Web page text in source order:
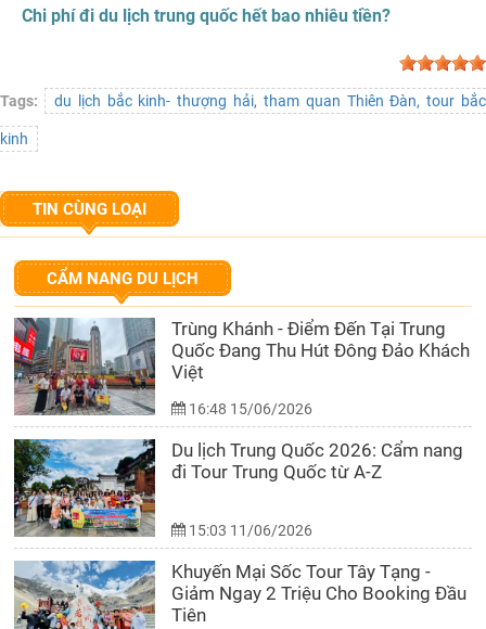
Chi phí đi du lịch trung quốc hết bao nhiêu tiền?
Tags: du lịch bắc kinh- thượng hải, tham quan Thiên Đàn, tour bắc
kinh
TIN CÙNG LOẠI
CẨM NANG DU LỊCH
Trùng Khánh - Điểm Đến Tại Trung
Quốc Đang Thu Hút Đông Đảo Khách
Việt
16:48 15/06/2026
Du lịch Trung Quốc 2026: Cẩm nang
đi Tour Trung Quốc từ A-Z
15:03 11/06/2026
Khuyến Mại Sốc Tour Tây Tạng -
Giảm Ngay 2 Triệu Cho Booking Đầu
Tiên